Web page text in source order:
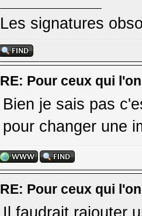
Les signatures
RE: Pour ceux qui
Bien je sais pas
pour changer une
RE: Pour ceux qui
Il faudrait rajouter